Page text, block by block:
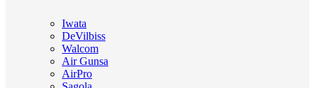
Iwata
DeVilbiss
Walcom
Air Gunsa
AirPro